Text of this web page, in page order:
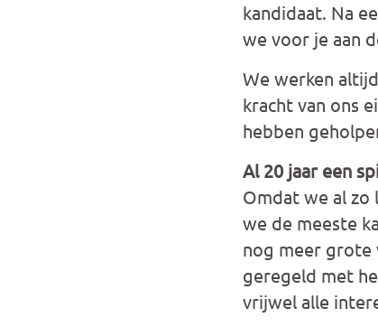
kandidaat. Na
we voor je aan
We werken altijd
kracht van ons
hebben
Al 20 jaar een
Omdat we al zo
we de meeste
nog meer grote
geregeld met
vrijwel alle